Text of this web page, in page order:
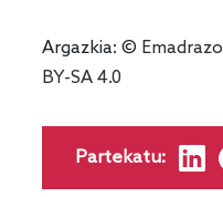
Argazkia: © Emadrazo
BY-SA 4.0
Partekatu: